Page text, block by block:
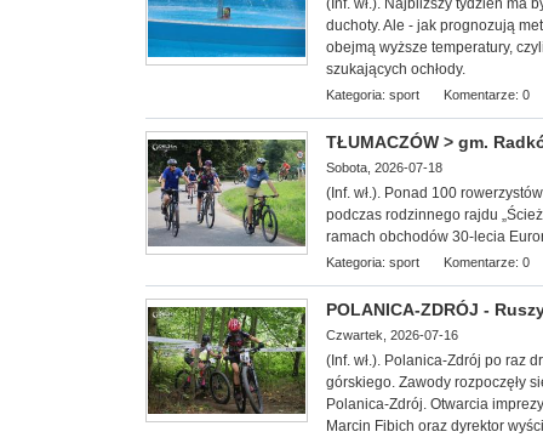
(Inf. wł.). Najbliższy tydzień ma
duchoty. Ale - jak prognozują
obejmą wyższe temperatury,
szukających ochłody.
Kategoria: sport Komentarze: 0
TŁUMACZÓW > gm.
Sobota, 2026-07-18
(Inf. wł.). Ponad 100
podczas rodzinnego rajdu
ramach obchodów 30-lecia
Kategoria: sport Komentarze: 0
POLANICA-ZDRÓJ -
Czwartek, 2026-07-16
(Inf. wł.). Polanica-Zdrój po raz
górskiego. Zawody rozpoczęły
Polanica-Zdrój. Otwarcia
Marcin Fibich oraz dyrektor